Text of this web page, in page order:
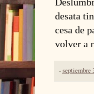
desata
cesa de
volver a
-septiembre